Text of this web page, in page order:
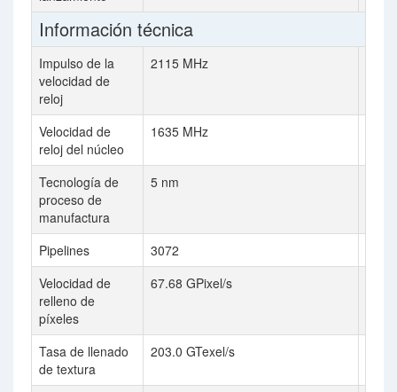
Información técnica
Impulso de la
velocidad de
reloj
2115 MHz
Velocidad de
reloj del núcleo
1635 MHz
Tecnología de
proceso de
manufactura
5 nm
Pipelines 3072
Velocidad de
relleno de
píxeles
67.68 GPixel/s
Tasa de llenado
de textura
203.0 GTexel/s